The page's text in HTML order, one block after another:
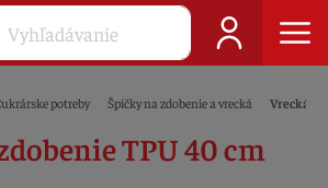
potreby Špičky na zdobenie a vrecká Vrecká
TPU 40 cm